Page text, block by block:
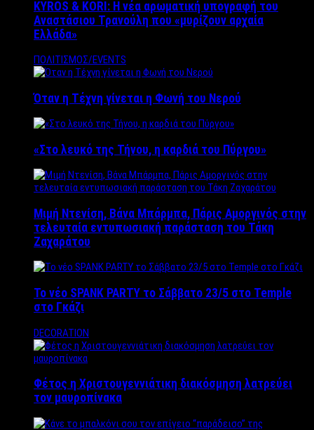
KYROS & KORI: Η νέα αρωματική υπογραφή του
Αναστάσιου Τρανούλη που «μυρίζουν αρχαία
Ελλάδα»
ΠΟΛΙΤΙΣΜΟΣ/EVENTS
Όταν η Τέχνη γίνεται η Φωνή του Νερού
«Στο λευκό της Τήνου, η καρδιά του Πύργου»
Μιμή Ντενίση, Βάνα Μπάρμπα, Πάρις Αμοργινός στην
τελευταία εντυπωσιακή παράσταση του Τάκη
Ζαχαράτου
Το νέο SPANK PARTY το Σάββατο 23/5 στο Temple
στο Γκάζι
DECORATION
Φέτος η Χριστουγεννιάτικη διακόσμηση λατρεύει
τον μαυροπίνακα